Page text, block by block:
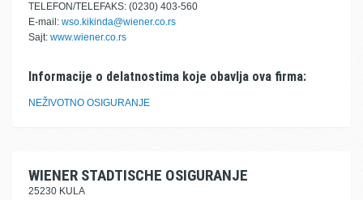
TELEFON/TELEFAKS: (0230) 403-560
E-mail: wso.kikinda@wiener.co.rs
Sajt: www.wiener.co.rs
Informacije o delatnostima koje obavlja ova firma:
NEŽIVOTNO OSIGURANJE
WIENER STADTISCHE OSIGURANJE
25230 KULA